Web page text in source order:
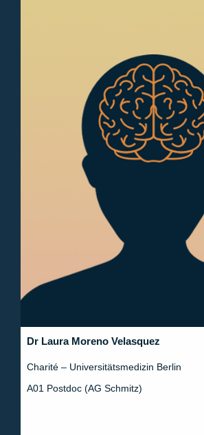
Dr Laura Moreno Velasquez
Charité – Universitätsmedizin Berlin
A01 Postdoc (AG Schmitz)